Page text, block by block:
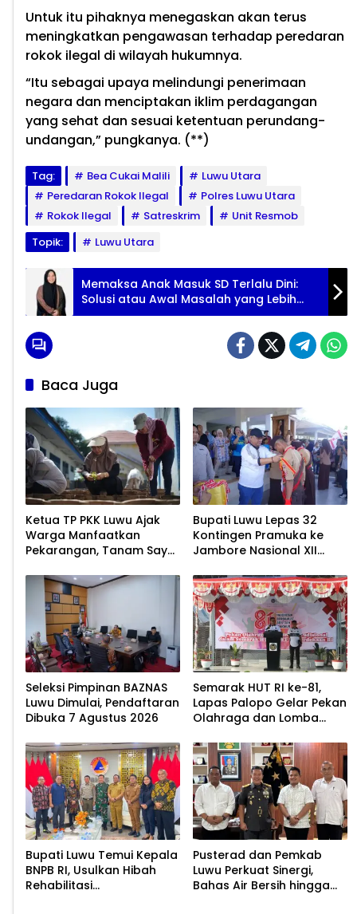
Untuk itu pihaknya menegaskan akan terus
meningkatkan pengawasan terhadap peredaran
rokok ilegal di wilayah hukumnya.
“Itu sebagai upaya melindungi penerimaan
negara dan menciptakan iklim perdagangan
yang sehat dan sesuai ketentuan perundang-
undangan,” pungkanya. (**)
Tag: Bea Cukai Malili
Luwu Utara
Peredaran Rokok Ilegal
Polres Luwu Utara
Rokok Ilegal
Satreskrim
Unit Resmob
Topik:
Luwu Utara
Memaksa Anak Masuk SD Terlalu Dini:
Solusi atau Awal Masalah yang Lebih
Besar?
Baca Juga
Ketua TP PKK Luwu Ajak
Warga Manfaatkan
Pekarangan, Tanam Sayur
Bupati Luwu Lepas 32
Kontingen Pramuka ke
Jambore Nasional XII
Seleksi Pimpinan BAZNAS
Luwu Dimulai, Pendaftaran
Dibuka 7 Agustus 2026
Semarak HUT RI ke-81,
Lapas Palopo Gelar Pekan
Olahraga dan Lomba
Bupati Luwu Temui Kepala
BNPB RI, Usulkan Hibah
Rehabilitasi
Pusterad dan Pemkab
Luwu Perkuat Sinergi,
Bahas Air Bersih hingga